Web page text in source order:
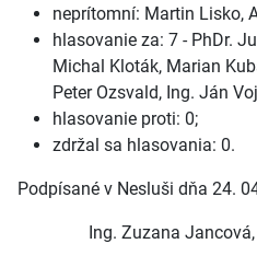
neprítomní: Martin Lisko,
hlasovanie za: 7 - PhDr.
Michal Kloták, Marian
Peter Ozsvald, Ing. Ján
hlasovanie proti: 0;
zdržal sa hlasovania: 0.
Podpísané v Nesluši dňa 24.
Ing. Zuzana